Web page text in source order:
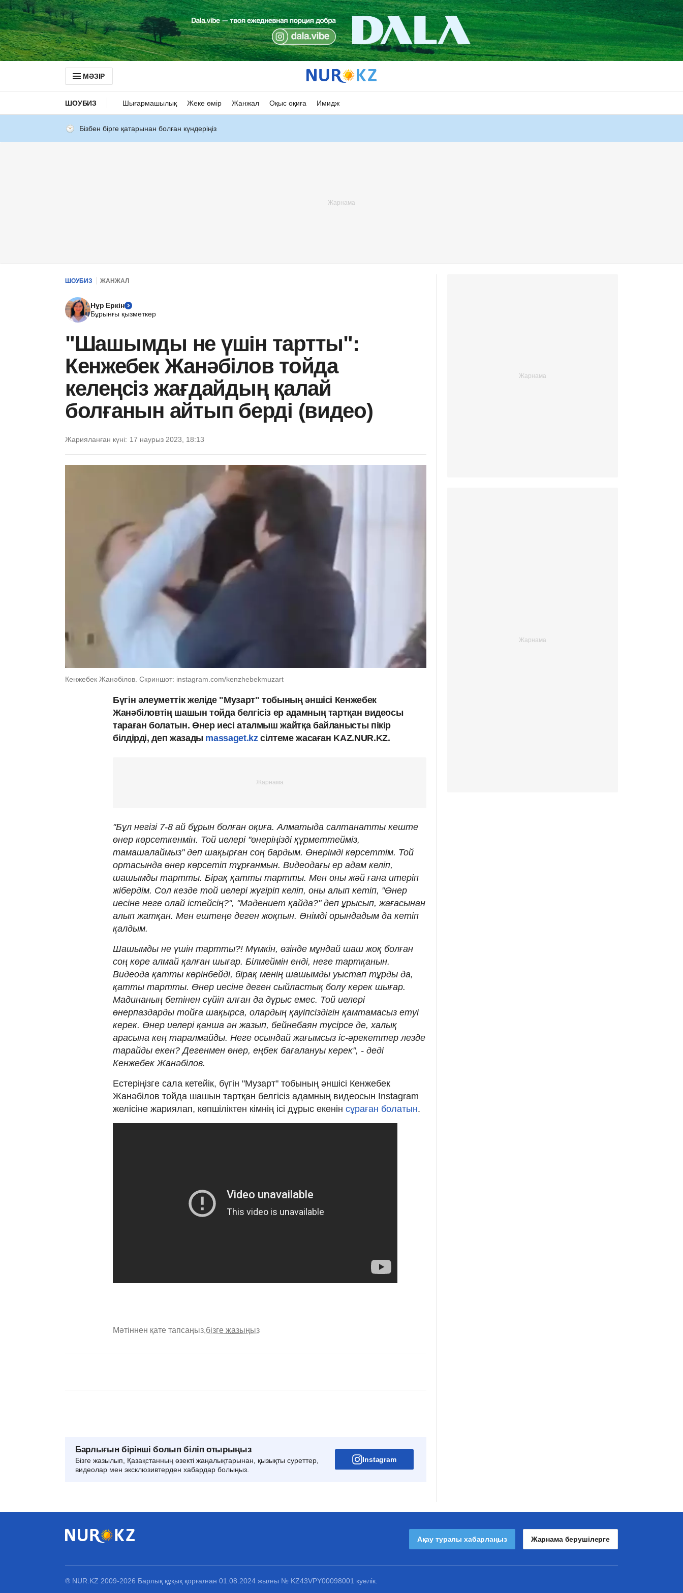
МӘЗІР
ШОУБИЗ Шығармашылық Жеке өмір Жанжал Оқыс оқиға Имидж
Бізбен бірге қатарынан болған күндеріңіз
ШОУБИЗ ЖАНЖАЛ
Нұр Еркін
Бұрынғы қызметкер
"Шашымды не үшін тартты":
Кенжебек Жанәбілов тойда
келеңсіз жағдайдың қалай
болғанын айтып берді (видео)
Жарияланған күні: 17 наурыз 2023, 18:13
Кенжебек Жанәбілов. Скриншот: instagram.com/kenzhebekmuzart
Бүгін әлеуметтік желіде "Музарт" тобының әншісі Кенжебек
Жанәбіловтің шашын тойда белгісіз ер адамның тартқан видеосы
тараған болатын. Өнер иесі аталмыш жайтқа байланысты пікір
білдірді, деп жазады massaget.kzсілтеме жасаған KAZ.NUR.KZ.
"Бұл негізі 7-8 ай бұрын болған оқиға. Алматыда салтанатты кеште
өнер көрсеткенмін. Той иелері "өнеріңізді құрметтейміз,
тамашалаймыз" деп шақырған соң бардым. Өнерімді көрсеттім. Той
ортасында өнер көрсетіп тұрғанмын. Видеодағы ер адам келіп,
шашымды тартты. Бірақ қатты тартты. Мен оны жәй ғана итеріп
жібердім. Сол кезде той иелері жүгіріп келіп, оны алып кетіп, "Өнер
иесіне неге олай істейсің?", "Мәдениет қайда?" деп ұрысып, жағасынан
алып жатқан. Мен ештеңе деген жоқпын. Әнімді орындадым да кетіп
қалдым.
Шашымды не үшін тартты?! Мүмкін, өзінде мұндай шаш жоқ болған
соң көре алмай қалған шығар. Білмеймін енді, неге тартқанын.
Видеода қатты көрінбейді, бірақ менің шашымды уыстап тұрды да,
қатты тартты. Өнер иесіне деген сыйластық болу керек шығар.
Мадинаның бетінен сүйіп алған да дұрыс емес. Той иелері
өнерпаздарды тойға шақырса, олардың қауіпсіздігін қамтамасыз етуі
керек. Өнер иелері қанша ән жазып, бейнебаян түсірсе де, халық
арасына кең таралмайды. Неге осындай жағымсыз іс-әрекеттер лезде
тарайды екен? Дегенмен өнер, еңбек бағалануы керек", - деді
Кенжебек Жанәбілов.
Естеріңізге сала кетейік, бүгін "Музарт" тобының әншісі Кенжебек
Жанәбілов тойда шашын тартқан белгісіз адамның видеосын Instagram
желісіне жариялап, көпшіліктен кімнің ісі дұрыс екенін сұраған болатын.
Мәтіннен қате тапсаңыз,бізге жазыңыз
Барлығын бірінші болып біліп отырыңыз
Бізге жазылып, Қазақстанның өзекті жаңалықтарынан, қызықты суреттер,
видеолар мен эксклюзивтерден хабардар болыңыз.
Instagram
Ақау туралы хабарлаңыз Жарнама берушілерге
® NUR.KZ 2009-2026 Барлық құқық қорғалған 01.08.2024 жылғы № KZ43VPY00098001 куәлік.